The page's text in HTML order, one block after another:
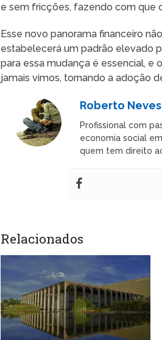
e sem fricções, fazendo com que
Esse novo panorama financeiro
estabelecerá um padrão elevado
para essa mudança é essencial,
jamais vimos, tornando a adoção
Roberto Neves
Profissional com
economia social
quem tem direito
Relacionados